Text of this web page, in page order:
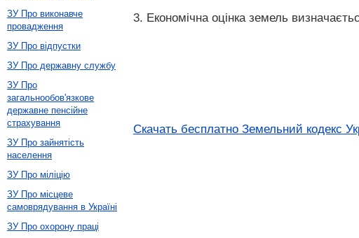
3. Економічна оцінка земель
Скачать бесплатно Земельний кодекс
ЗУ Про виконавче
провадження
ЗУ Про відпустки
ЗУ Про державну службу
ЗУ Про
загальнообов'язкове
державне пенсійне
страхування
ЗУ Про зайнятість
населення
ЗУ Про міліцію
ЗУ Про місцеве
самоврядування в Україні
ЗУ Про охорону праці